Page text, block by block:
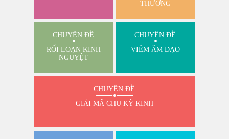
THƯỜNG
CHUYÊN ĐỀ
RỐI LOẠN KINH
NGUYỆT
CHUYÊN ĐỀ
VIÊM ÂM ĐẠO
CHUYÊN ĐỀ
GIẢI MÃ CHU KỲ KINH